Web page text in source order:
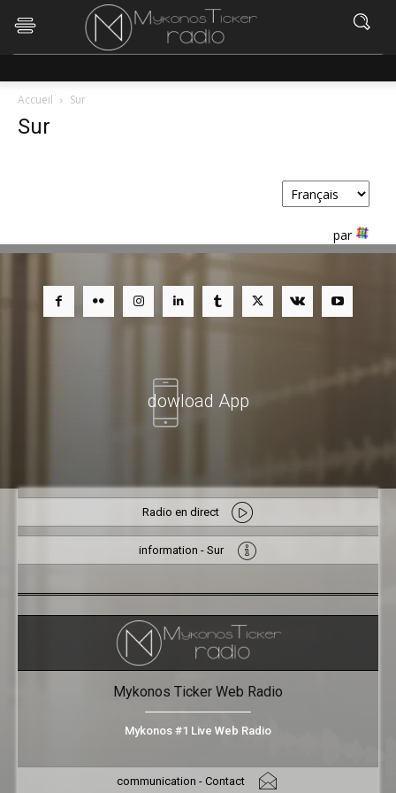
Accueil Sur
Sur
par
dowload App
Radio en direct
information - Sur
Mykonos Ticker Web Radio
Mykonos #1 Live Web Radio
communication - Contact